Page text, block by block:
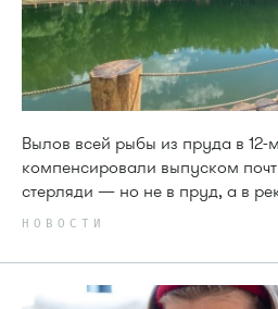
Вылов всей рыбы из пруда в
компенсировали выпуском
стерляди — но не в пруд, а в
НОВОСТИ